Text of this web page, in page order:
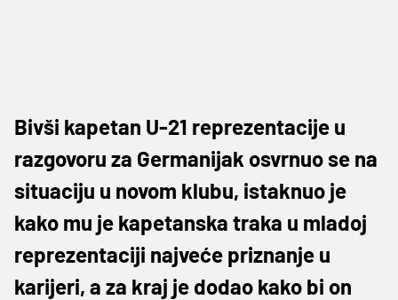
Bivši kapetan U-21 reprezentacije u
razgovoru za Germanijak osvrnuo se na
situaciju u novom klubu, istaknuo je
kako mu je kapetanska traka u mladoj
reprezentaciji najveće priznanje u
karijeri, a za kraj je dodao kako bi on